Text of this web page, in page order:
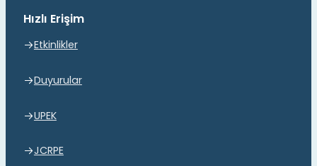
Hızlı Erişim
Etkinlikler
Duyurular
UPEK
JCRPE